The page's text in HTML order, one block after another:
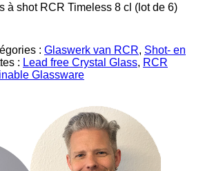
à shot RCR Timeless 8 cl (lot de 6)
: Glaswerk van RCR, Shot- en
: Lead free Crystal Glass, RCR
Glassware